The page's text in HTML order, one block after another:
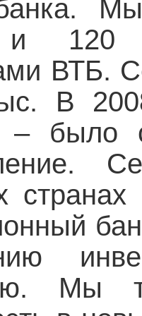
и 120
ВТБ.
В
– было
Мы